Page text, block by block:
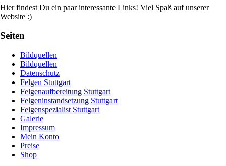
Hier findest Du ein paar interessante Links! Viel Spaß auf unserer
Website :)
Seiten
Bildquellen
Bildquellen
Datenschutz
Felgen Stuttgart
Felgenaufbereitung Stuttgart
Felgeninstandsetzung Stuttgart
Felgenspezialist Stuttgart
Galerie
Impressum
Mein Konto
Preise
Shop